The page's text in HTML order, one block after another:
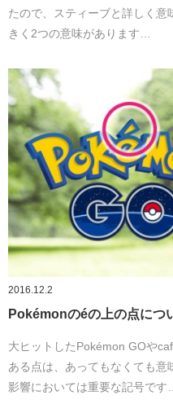
たので、スティーブと詳しく
きく2つの意味があります…
2016.12.2
Pokémonのéの上の点につ
大ヒットしたPokémon GOや
ある点は、あってもなくても意
影響においては重要な記号です